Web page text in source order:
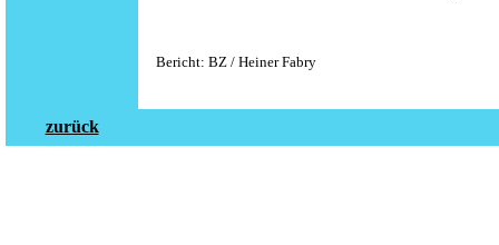
Bericht: BZ / Heiner Fabry
zurück